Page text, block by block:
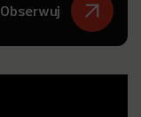
Obserwuj